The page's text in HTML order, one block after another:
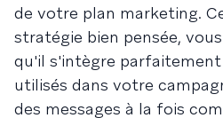
de votre plan marketing.
stratégie bien pensée,
qu'il s'intègre
utilisés dans votre
des messages à la fois